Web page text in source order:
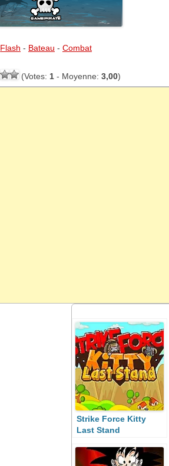
Flash - Bateau - Combat
(Votes: 1- Moyenne: 3,00)
Strike Force Kitty
Last Stand